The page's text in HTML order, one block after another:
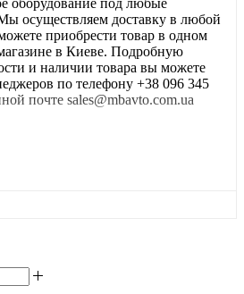
оборудование под любые
осуществляем доставку в любой
приобрести товар в одном
в Киеве. Подробную
и наличии товара вы можете
по телефону +38 096 345
почте sales@mbavto.com.ua